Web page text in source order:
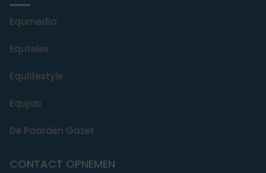
Equmedia
Equtelex
Equlifestyle
Equjob
De Paarden Gazet
CONTACT OPNEMEN